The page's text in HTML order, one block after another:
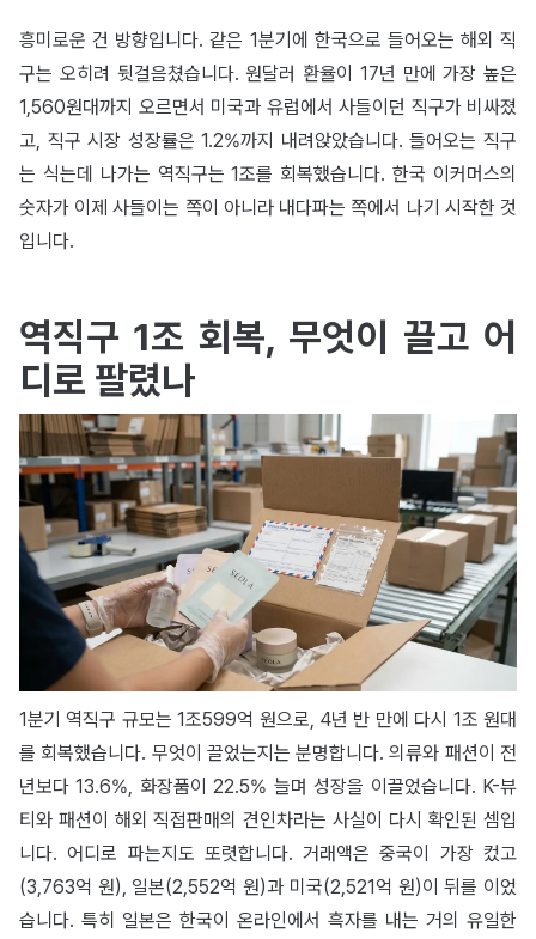
흥미로운 건 방향입니다. 같은 1분기에 한국으로 들어오는 해외 직
구는 오히려 뒷걸음쳤습니다. 원달러 환율이 17년 만에 가장 높은
1,560원대까지 오르면서 미국과 유럽에서 사들이던 직구가 비싸졌
고, 직구 시장 성장률은 1.2%까지 내려앉았습니다. 들어오는 직구
는 식는데 나가는 역직구는 1조를 회복했습니다. 한국 이커머스의
숫자가 이제 사들이는 쪽이 아니라 내다파는 쪽에서 나기 시작한 것
입니다.
역직구 1조 회복, 무엇이 끌고 어
디로 팔렸나
1분기 역직구 규모는 1조599억 원으로, 4년 반 만에 다시 1조 원대
를 회복했습니다. 무엇이 끌었는지는 분명합니다. 의류와 패션이 전
년보다 13.6%, 화장품이 22.5% 늘며 성장을 이끌었습니다. K-뷰
티와 패션이 해외 직접판매의 견인차라는 사실이 다시 확인된 셈입
니다. 어디로 파는지도 또렷합니다. 거래액은 중국이 가장 컸고
(3,763억 원), 일본(2,552억 원)과 미국(2,521억 원)이 뒤를 이었
습니다. 특히 일본은 한국이 온라인에서 흑자를 내는 거의 유일한